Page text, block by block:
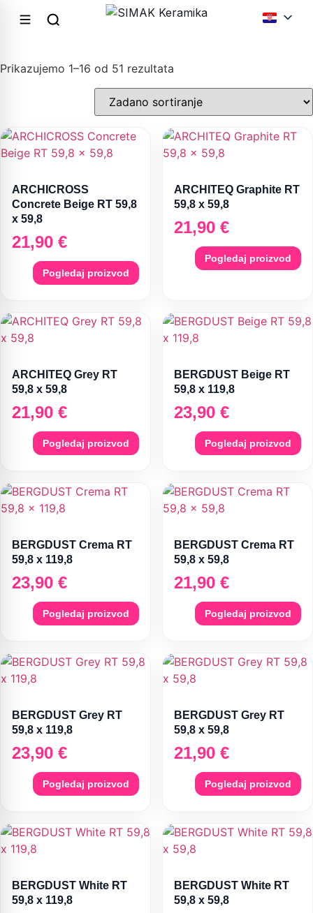
Prikazujemo 1–16 od 51 rezultata
ARCHICROSS
Concrete Beige RT 59,8
x 59,8
21,90 €
Pogledaj proizvod
ARCHITEQ Graphite RT
59,8 x 59,8
21,90 €
Pogledaj proizvod
ARCHITEQ Grey RT
59,8 x 59,8
21,90 €
Pogledaj proizvod
BERGDUST Beige RT
59,8 x 119,8
23,90 €
Pogledaj proizvod
BERGDUST Crema RT
59,8 x 119,8
23,90 €
Pogledaj proizvod
BERGDUST Crema RT
59,8 x 59,8
21,90 €
Pogledaj proizvod
BERGDUST Grey RT
59,8 x 119,8
23,90 €
Pogledaj proizvod
BERGDUST Grey RT
59,8 x 59,8
21,90 €
Pogledaj proizvod
BERGDUST White RT
59,8 x 119,8
BERGDUST White RT
59,8 x 59,8